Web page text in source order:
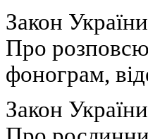
Закон
Про
фонограм,
Закон